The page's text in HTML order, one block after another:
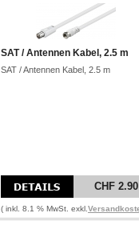
SAT / Antennen Kabel, 2.5 m
SAT / Antennen Kabel, 2.5 m
CHF 2.90
( inkl. 8.1 % MwSt. exkl.